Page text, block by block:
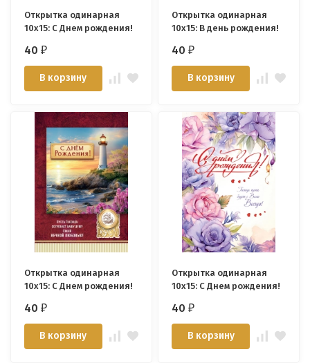
Открытка одинарная
10x15: С Днем рождения!
40₽
В корзину
Открытка одинарная
10x15: В день рождения!
40₽
В корзину
Открытка одинарная
10x15: С Днем рождения!
40₽
В корзину
Открытка одинарная
10x15: С Днем рождения!
40₽
В корзину